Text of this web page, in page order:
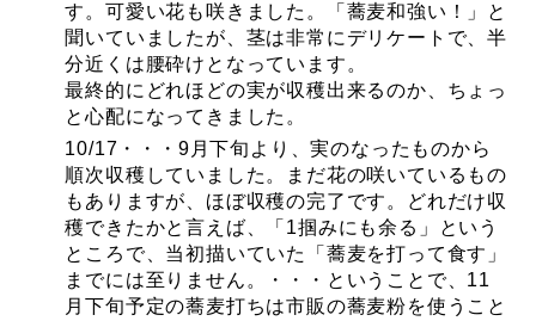
す。可愛い花も咲きました。「蕎麦和強い！」と
聞いていましたが、茎は非常にデリケートで、半
分近くは腰砕けとなっています。
最終的にどれほどの実が収穫出来るのか、ちょっ
と心配になってきました。
10/17・・・9月下旬より、実のなったものから
順次収穫していました。まだ花の咲いているもの
もありますが、ほぼ収穫の完了です。どれだけ収
穫できたかと言えば、「1掴みにも余る」という
ところで、当初描いていた「蕎麦を打って食す」
までには至りません。・・・ということで、11
月下旬予定の蕎麦打ちは市販の蕎麦粉を使うこと